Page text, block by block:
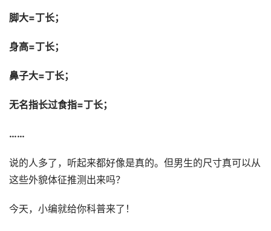
脚大=丁长；
身高=丁长；
鼻子大=丁长；
无名指长过食指=丁长；
……
说的人多了，听起来都好像是真的。但男生的尺寸真可以从
这些外貌体征推测出来吗？
今天，小编就给你科普来了！